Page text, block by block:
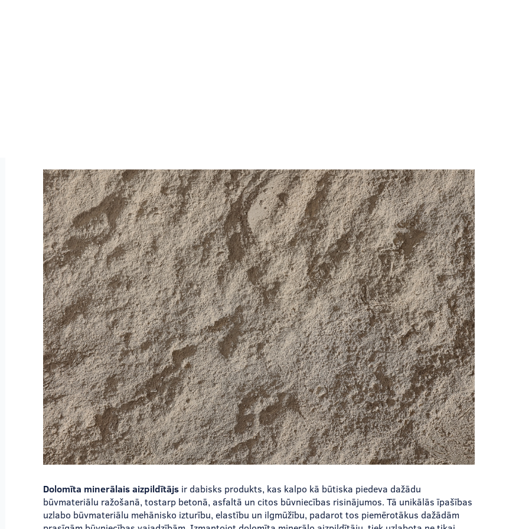
Dolomīta minerālais aizpildītājs ir dabisks produkts, kas kalpo kā būtiska piedeva dažādu
būvmateriālu ražošanā, tostarp betonā, asfaltā un citos būvniecības risinājumos. Tā unikālās īpašības
uzlabo būvmateriālu mehānisko izturību, elastību un ilgmūžību, padarot tos piemērotākus dažādām